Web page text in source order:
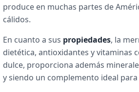
produce en muchas partes de
cálidos.
En cuanto a sus propiedades, la
dietética, antioxidantes y vitaminas
dulce, proporciona además
y siendo un complemento ideal